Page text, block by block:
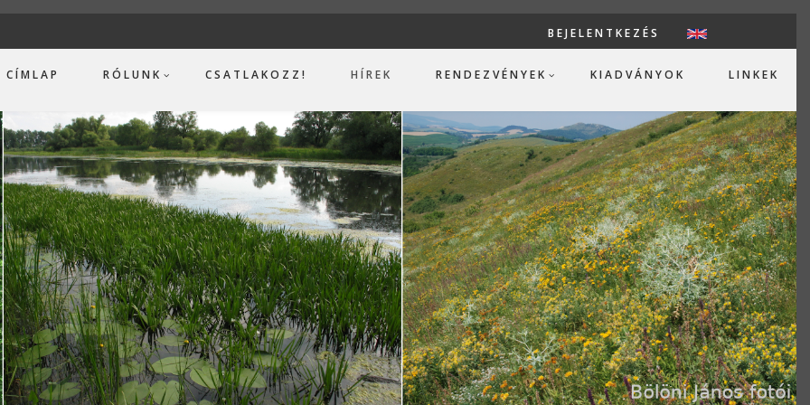
USER
BEJELENTKEZÉS
CÍMLAP RÓLUNK CSATLAKOZZ! HÍREK RENDEZVÉNYEK KIADVÁNYOK LINKEK